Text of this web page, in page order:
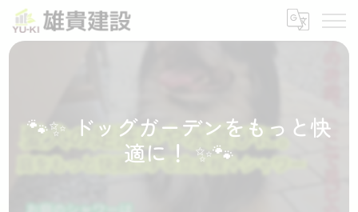
🐾✨ ドッグガーデンをもっと快
適に！ ✨🐾